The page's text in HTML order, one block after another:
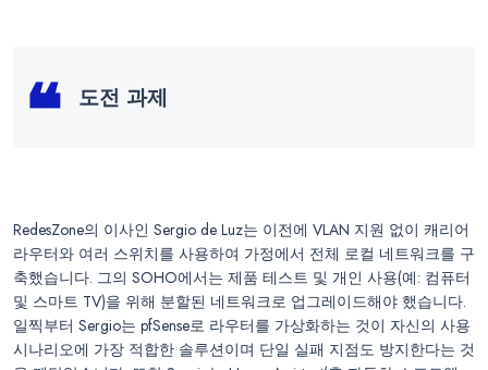
도전 과제
RedesZone의 이사인 Sergio de Luz는 이전에 VLAN 지원 없이 캐리어
라우터와 여러 스위치를 사용하여 가정에서 전체 로컬 네트워크를 구
축했습니다. 그의 SOHO에서는 제품 테스트 및 개인 사용(예: 컴퓨터
및 스마트 TV)을 위해 분할된 네트워크로 업그레이드해야 했습니다.
일찍부터 Sergio는 pfSense로 라우터를 가상화하는 것이 자신의 사용
시나리오에 가장 적합한 솔루션이며 단일 실패 지점도 방지한다는 것